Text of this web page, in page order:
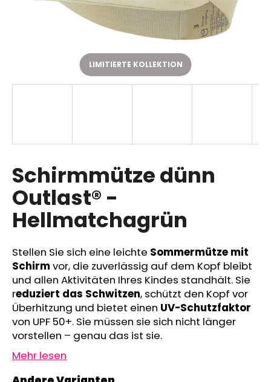
Schirmmütze dünn
Outlast® -
Hellmatchagrün
Stellen Sie sich eine leichte Sommermütze mit
Schirm vor, die zuverlässig auf dem Kopf bleibt
und allen Aktivitäten Ihres Kindes standhält. Sie
reduziert das Schwitzen, schützt den Kopf vor
Überhitzung und bietet einen UV-Schutzfaktor
von UPF 50+. Sie müssen sie sich nicht länger
vorstellen – genau das ist sie.
Mehr lesen
LIMITIERTE KOLLEKTION
p
f
e
h
l
e
n
KURZHOSE
DÜNN
ANGEL
OUTLAST®
-
GRAU
MELIERT
€18,39